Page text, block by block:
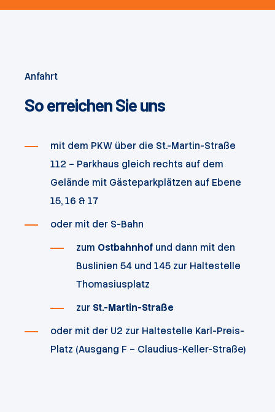
Anfahrt
So erreichen Sie uns
mit dem PKW über die St.-Martin-Straße
112 – Parkhaus gleich rechts auf dem
Gelände mit Gästeparkplätzen auf Ebene
15, 16 & 17
oder mit der S-Bahn
zum Ostbahnhof und dann mit den
Buslinien 54 und 145 zur Haltestelle
Thomasiusplatz
zur St.-Martin-Straße
oder mit der U2 zur Haltestelle Karl-Preis-
Platz (Ausgang F – Claudius-Keller-Straße)